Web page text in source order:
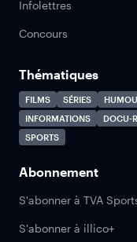
Infolettres
Concours
Thématiques
FILMS SÉRIES
INFORMATIONS
DOCU-
SPORTS
Abonnement
S'abonner à TVA
S'abonner à illico+